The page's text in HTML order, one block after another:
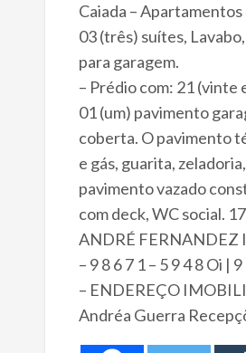
Caiada –
03 (três) suítes,
para garagem.
– Prédio com: 21 (vinte
01 (um) pavimento
coberta. O pavimento
e gás, guarita,
pavimento vazado
com deck, WC social.
ANDRÉ FERNANDEZ
– 9 8 6 7 1 – 5 9 4 8 Oi |
– ENDEREÇO
Andréa Guerra